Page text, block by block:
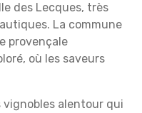
des Lecques, très
La commune
provençale
où les saveurs
vignobles alentour qui